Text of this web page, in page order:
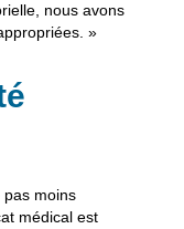
nous avons
»
pas moins
médical est